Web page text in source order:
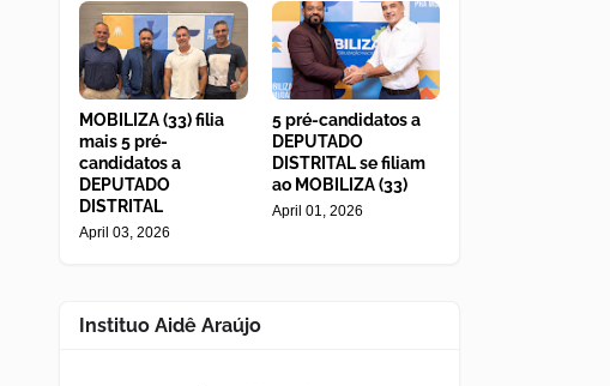
MOBILIZA (33) filia
mais 5 pré-
candidatos a
DEPUTADO
DISTRITAL
April 03, 2026
5 pré-candidatos a
DEPUTADO
DISTRITAL se filiam
ao MOBILIZA (33)
April 01, 2026
Instituo Aidê Araújo